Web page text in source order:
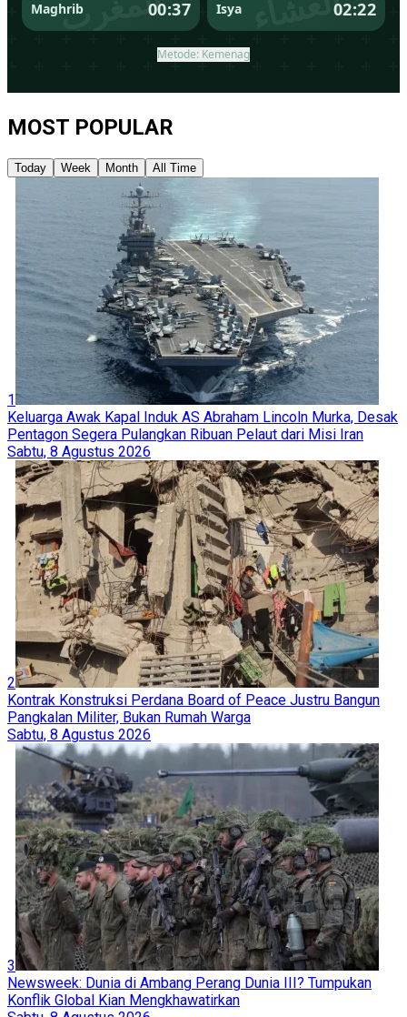
MOST POPULAR
Today Week Month All Time
1
Keluarga Awak Kapal Induk AS Abraham Lincoln Murka, Desak
Pentagon Segera Pulangkan Ribuan Pelaut dari Misi Iran
Sabtu, 8 Agustus 2026
2
Kontrak Konstruksi Perdana Board of Peace Justru Bangun
Pangkalan Militer, Bukan Rumah Warga
Sabtu, 8 Agustus 2026
3
Newsweek: Dunia di Ambang Perang Dunia III? Tumpukan
Konflik Global Kian Mengkhawatirkan